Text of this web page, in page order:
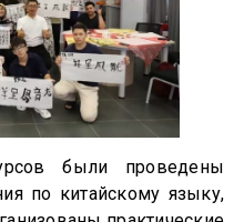
были проведены
по китайскому языку,